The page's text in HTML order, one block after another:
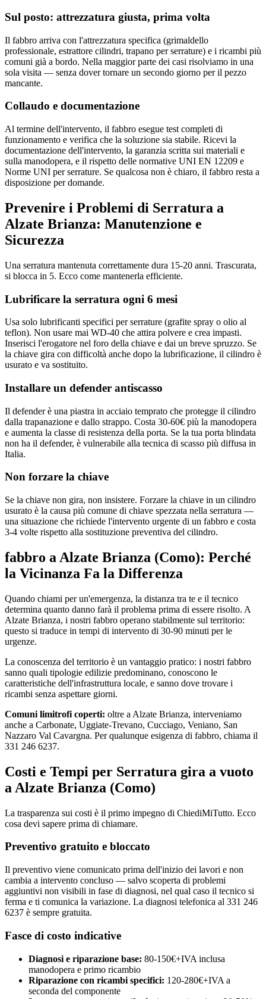
Sul posto: attrezzatura giusta, prima volta
Il fabbro arriva con l'attrezzatura specifica (grimaldello
professionale, estrattore cilindri, trapano per serrature) e i ricambi più
comuni già a bordo. Nella maggior parte dei casi risolviamo in una
sola visita — senza dover tornare un secondo giorno per il pezzo
mancante.
Collaudo e documentazione
Al termine dell'intervento, il fabbro esegue test completi di
funzionamento e verifica che la soluzione sia stabile. Ricevi la
documentazione dell'intervento, la garanzia scritta sui materiali e
sulla manodopera, e il rispetto delle normative UNI EN 12209 e
Norme UNI per serrature. Se qualcosa non è chiaro, il fabbro resta a
disposizione per domande.
Prevenire i Problemi di Serratura a
Alzate Brianza: Manutenzione e
Sicurezza
Una serratura mantenuta correttamente dura 15-20 anni. Trascurata,
si blocca in 5. Ecco come mantenerla efficiente.
Lubrificare la serratura ogni 6 mesi
Usa solo lubrificanti specifici per serrature (grafite spray o olio al
teflon). Non usare mai WD-40 che attira polvere e crea impasti.
Inserisci l'erogatore nel foro della chiave e dai un breve spruzzo. Se
la chiave gira con difficoltà anche dopo la lubrificazione, il cilindro è
usurato e va sostituito.
Installare un defender antiscasso
Il defender è una piastra in acciaio temprato che protegge il cilindro
dalla trapanazione e dallo strappo. Costa 30-60€ più la manodopera
e aumenta la classe di resistenza della porta. Se la tua porta blindata
non ha il defender, è vulnerabile alla tecnica di scasso più diffusa in
Italia.
Non forzare la chiave
Se la chiave non gira, non insistere. Forzare la chiave in un cilindro
usurato è la causa più comune di chiave spezzata nella serratura —
una situazione che richiede l'intervento urgente di un fabbro e costa
3-4 volte rispetto alla sostituzione preventiva del cilindro.
fabbro a Alzate Brianza (Como): Perché
la Vicinanza Fa la Differenza
Quando chiami per un'emergenza, la distanza tra te e il tecnico
determina quanto danno farà il problema prima di essere risolto. A
Alzate Brianza, i nostri fabbro operano stabilmente sul territorio:
questo si traduce in tempi di intervento di 30-90 minuti per le
urgenze.
La conoscenza del territorio è un vantaggio pratico: i nostri fabbro
sanno quali tipologie edilizie predominano, conoscono le
caratteristiche dell'infrastruttura locale, e sanno dove trovare i
ricambi senza aspettare giorni.
Comuni limitrofi coperti: oltre a Alzate Brianza, interveniamo
anche a Carbonate, Uggiate-Trevano, Cucciago, Veniano, San
Nazzaro Val Cavargna. Per qualunque esigenza di fabbro, chiama il
331 246 6237.
Costi e Tempi per Serratura gira a vuoto
a Alzate Brianza (Como)
La trasparenza sui costi è il primo impegno di ChiediMiTutto. Ecco
cosa devi sapere prima di chiamare.
Preventivo gratuito e bloccato
Il preventivo viene comunicato prima dell'inizio dei lavori e non
cambia a intervento concluso — salvo scoperta di problemi
aggiuntivi non visibili in fase di diagnosi, nel qual caso il tecnico si
ferma e ti comunica la variazione. La diagnosi telefonica al 331 246
6237 è sempre gratuita.
Fasce di costo indicative
Diagnosi e riparazione base: 80-150€+IVA inclusa
manodopera e primo ricambio
Riparazione con ricambi specifici: 120-280€+IVA a
seconda del componente